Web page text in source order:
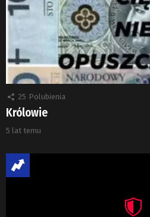
25 Polubienia
Królowie
5 lat temu